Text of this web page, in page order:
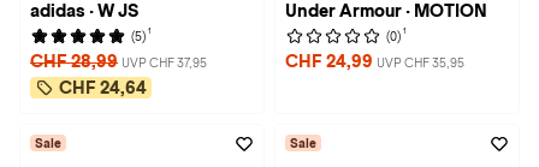
adidas · W JS
(5) 1
CHF 28,99 UVP CHF 37,95
CHF 24,64
Under Armour · MOTION
(0) 1
CHF 24,99 UVP CHF 35,95
Sale Sale